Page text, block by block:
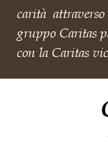
carità
gruppo Caritas
con la Caritas